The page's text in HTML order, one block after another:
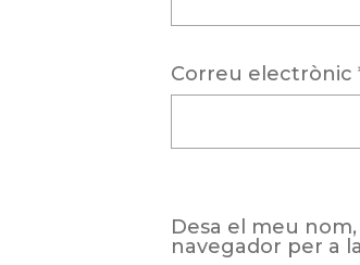
Correu electrònic
Desa el meu
navegador per a